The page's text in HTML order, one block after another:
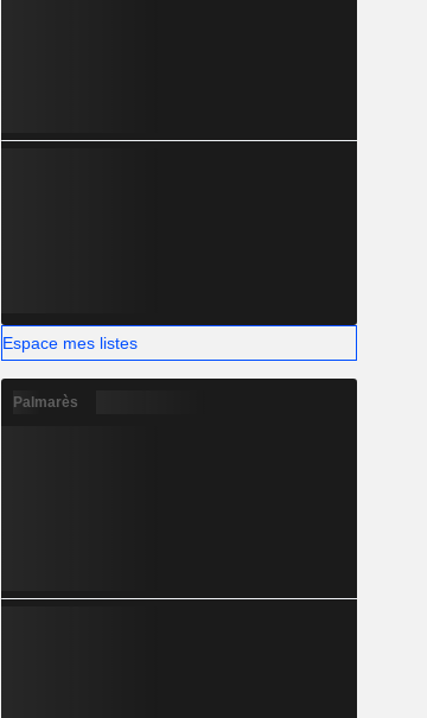
Espace mes listes
Palmarès